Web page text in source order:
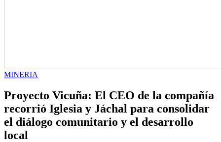
MINERIA
Proyecto Vicuña: El CEO de la compañía
recorrió Iglesia y Jáchal para consolidar
el diálogo comunitario y el desarrollo
local